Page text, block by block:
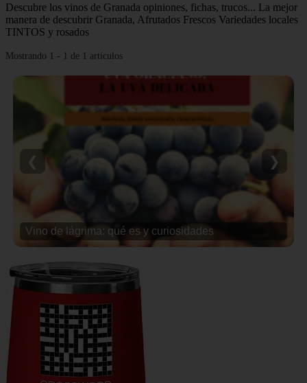
Descubre los vinos de Granada opiniones, fichas, trucos... La mejor
manera de descubrir Granada, Afrutados Frescos Variedades locales
TINTOS y rosados
Mostrando 1 - 1 de 1 artículos
Vino de lágrima: qué es y curiosidades
❮ ❯